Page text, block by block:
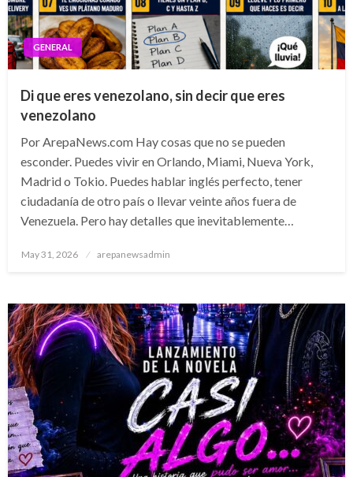
GENERAL
Di que eres venezolano, sin decir que eres
venezolano
Por ArepaNews.com Hay cosas que no se pueden
esconder. Puedes vivir en Orlando, Miami, Nueva York,
Madrid o Tokio. Puedes hablar inglés perfecto, tener
ciudadanía de otro país o llevar veinte años fuera de
Venezuela. Pero hay detalles que inevitablemente…
Posted
May 31, 2026 arepanewsadmin